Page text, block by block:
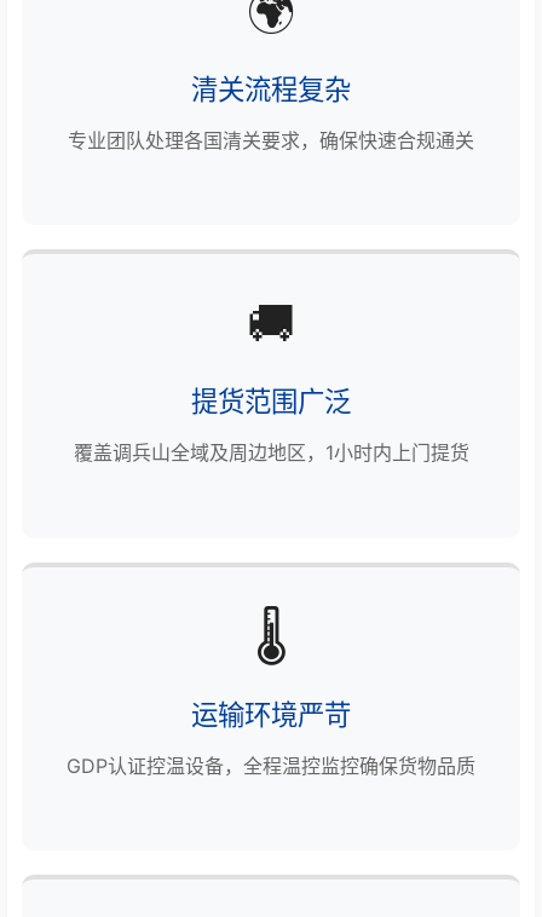
清关流程复杂
专业团队处理各国清关要求，确保快速合规通关
🚚
提货范围广泛
覆盖调兵山全域及周边地区，1小时内上门提货
🌡️
运输环境严苛
GDP认证控温设备，全程温控监控确保货物品质